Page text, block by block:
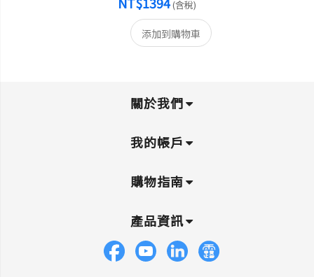
(含稅)
添加到購物車
關於我們
我的帳戶
購物指南
產品資訊